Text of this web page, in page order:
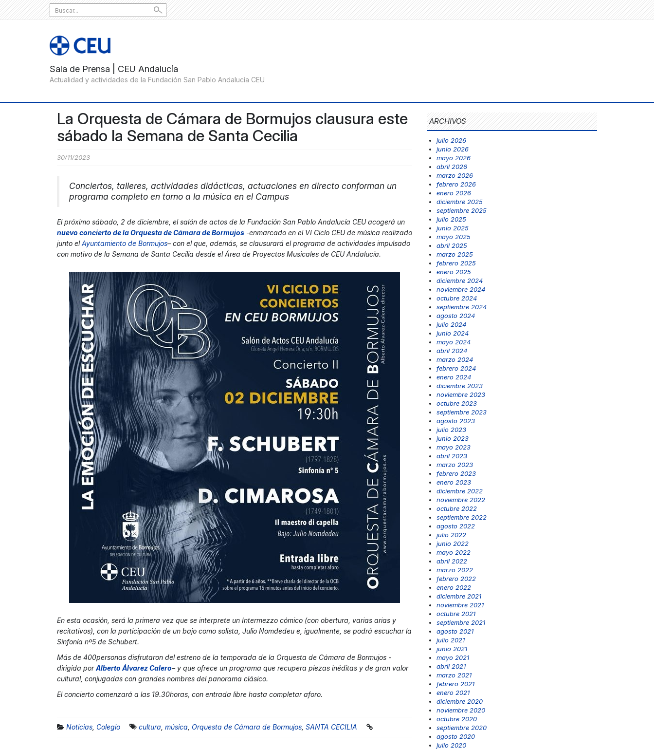
Search
for:
La Orquesta de Cámara de Bormujos clausura este
sábado la Semana de Santa Cecilia
30/11/2023
Conciertos, talleres, actividades didácticas, actuaciones en directo conforman un
programa completo en torno a la música en el Campus
El próximo sábado, 2 de diciembre, el salón de actos de la Fundación San Pablo Andalucía CEU acogerá un
nuevo concierto de la Orquesta de Cámara de Bormujos -enmarcado en el VI Ciclo CEU de música realizado
junto elAyuntamiento de Bormujos– con el que, además, se clausurará el programa de actividades impulsado
con motivo de la Semana de Santa Cecilia desde elÁrea de Proyectos Musicales de CEU Andalucía.
En esta ocasión, será la primera vez que se interprete un Intermezzo cómico (con obertura, varias arias y
recitativos), con la participación de un bajo como solista, Julio Nomdedeu e, igualmente, se podrá escuchar la
Sinfonía nº5 de Schubert.
Más de 400personas disfrutaron del estreno de la temporada de la Orquesta de Cámara de Bormujos -
dirigida porAlberto Álvarez Calero– y que ofrece un programa que recupera piezas inéditas y de gran valor
cultural, conjugadas con grandes nombres del panorama clásico.
El concierto comenzará a las 19.30horas, con entrada libre hasta completar aforo.
Noticias Colegio cultura música Orquesta de Cámara de Bormujos SANTA CECILIA
ARCHIVOS
julio 2026
junio 2026
mayo 2026
abril 2026
marzo 2026
febrero 2026
enero 2026
diciembre 2025
septiembre 2025
julio 2025
junio 2025
mayo 2025
abril 2025
marzo 2025
febrero 2025
enero 2025
diciembre 2024
noviembre 2024
octubre 2024
septiembre 2024
agosto 2024
julio 2024
junio 2024
mayo 2024
abril 2024
marzo 2024
febrero 2024
enero 2024
diciembre 2023
noviembre 2023
octubre 2023
septiembre 2023
agosto 2023
julio 2023
junio 2023
mayo 2023
abril 2023
marzo 2023
febrero 2023
enero 2023
diciembre 2022
noviembre 2022
octubre 2022
septiembre 2022
agosto 2022
julio 2022
junio 2022
mayo 2022
abril 2022
marzo 2022
febrero 2022
enero 2022
diciembre 2021
noviembre 2021
octubre 2021
septiembre 2021
agosto 2021
julio 2021
junio 2021
mayo 2021
abril 2021
marzo 2021
febrero 2021
enero 2021
diciembre 2020
noviembre 2020
octubre 2020
septiembre 2020
agosto 2020
julio 2020